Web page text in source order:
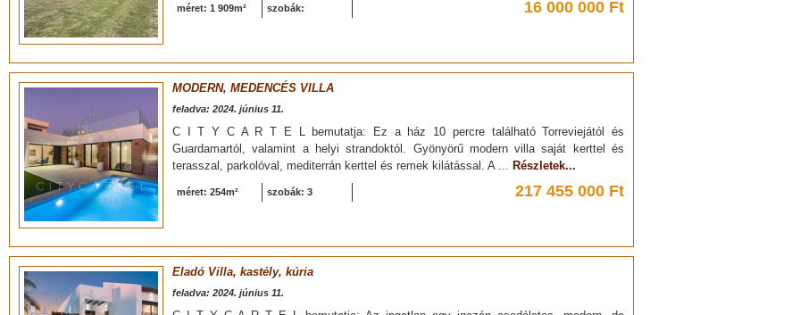
méret: 1 909m² szobák: 16 000 000 Ft
MODERN, MEDENCÉS VILLA
feladva: 2024. június 11.
C I T Y C A R T E L bemutatja: Ez a ház 10 percre található Torreviejától és
Guardamartól, valamint a helyi strandoktól. Gyönyörű modern villa saját kerttel és
terasszal, parkolóval, mediterrán kerttel és remek kilátással. A ... Részletek...
méret: 254m² szobák: 3 217 455 000 Ft
Eladó Villa, kastély, kúria
feladva: 2024. június 11.